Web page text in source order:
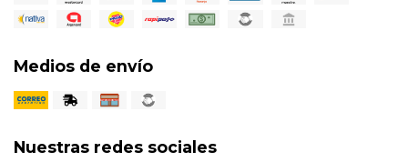
Medios de envío
Nuestras redes sociales